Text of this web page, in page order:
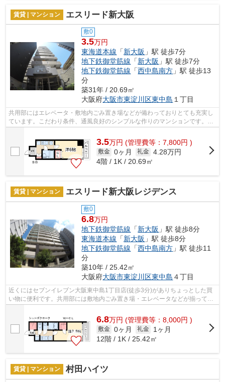
賃貸 | マンション エスリード新大阪
敷0
3.5万円
東海道本線 「新大阪 」駅 徒歩7分
地下鉄御堂筋線 「新大阪 」駅 徒歩7分
地下鉄御堂筋線 「西中島南方 」駅 徒歩13
分
築31年 / 20.69㎡
大阪府大阪市東淀川区東中島 １丁目
共用部にはエレベータ・敷地内ごみ置き場などが備わっておりとても充実し
ています。こだわり条件、通風良好のシンプルな作りのマンションです。気
3.5万円 (管理費等：7,800円 )
敷金 0ヶ月 礼金 4.28万円
4階 / 1K / 20.69㎡
賃貸 | マンション エスリード新大阪レジデンス
敷0
6.8万円
地下鉄御堂筋線 「新大阪 」駅 徒歩8分
東海道本線 「新大阪 」駅 徒歩8分
地下鉄御堂筋線 「西中島南方 」駅 徒歩11
分
築10年 / 25.42㎡
大阪府大阪市東淀川区東中島 ４丁目
近くにはセブンイレブン大阪東中島1丁目店(徒歩3分)がありちょっとした買
い物に便利です。共用部には敷地内ごみ置き場・エレベータなどが揃ってお
6.8万円 (管理費等：8,000円 )
敷金 0ヶ月 礼金
1ヶ月
12階 / 1K / 25.42㎡
賃貸 | マンション 村田ハイツ